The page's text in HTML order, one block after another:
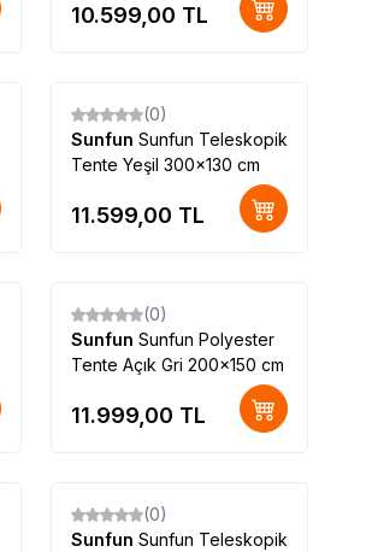
10.599,00 TL
(0)
Sunfun Sunfun Teleskopik
Tente Yeşil 300x130 cm
11.599,00 TL
(0)
Sunfun Sunfun Polyester
Tente Açık Gri 200x150 cm
11.999,00 TL
(0)
Sunfun Sunfun Teleskopik